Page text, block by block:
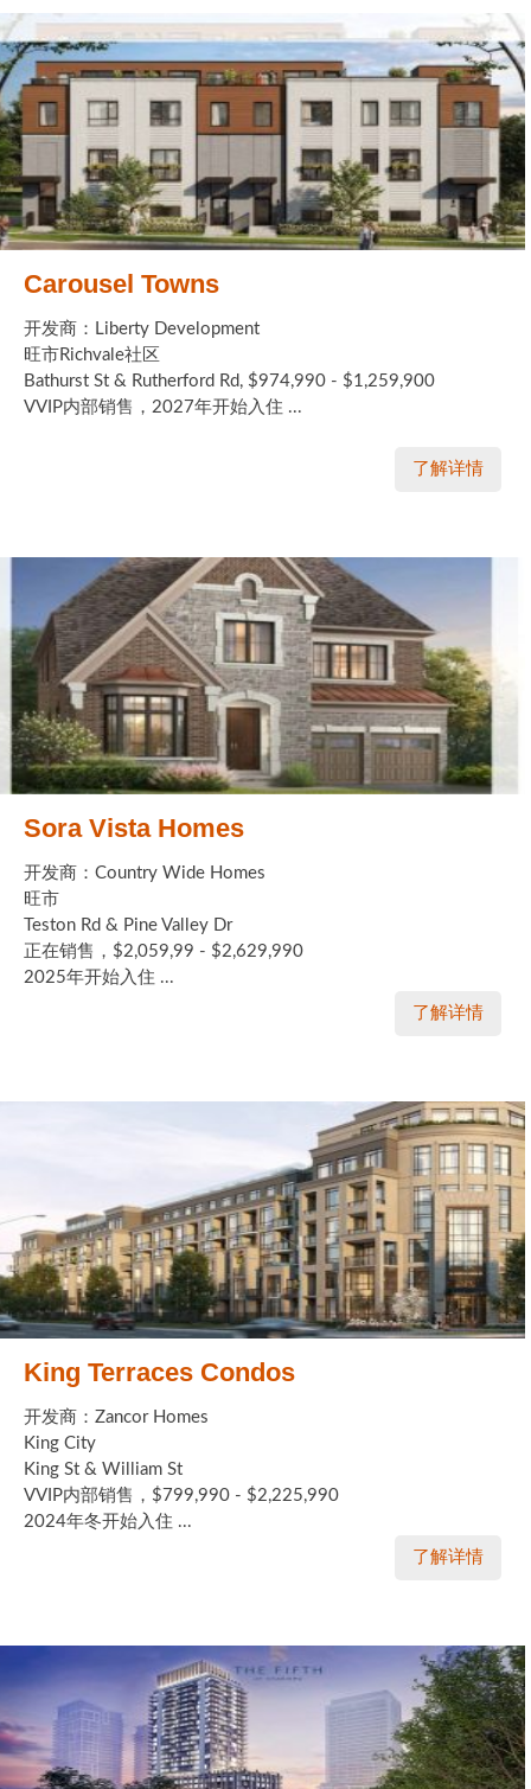
Carousel Towns
开发商：Liberty Development
旺市Richvale社区
Bathurst St & Rutherford Rd, $974,990 - $1,259,900
VVIP内部销售，2027年开始入住 ...
了解详情
Sora Vista Homes
开发商：Country Wide Homes
旺市
Teston Rd & Pine Valley Dr
正在销售，$2,059,99 - $2,629,990
2025年开始入住 ...
了解详情
King Terraces Condos
开发商：Zancor Homes
King City
King St & William St
VVIP内部销售，$799,990 - $2,225,990
2024年冬开始入住 ...
了解详情